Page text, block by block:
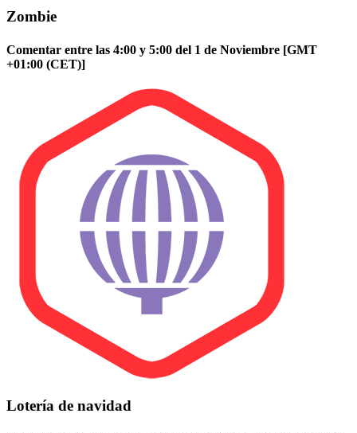
Zombie
Comentar entre las 4:00 y 5:00 del 1 de Noviembre [GMT
+01:00 (CET)]
Lotería de navidad